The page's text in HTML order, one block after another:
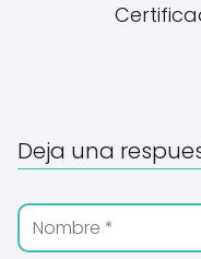
Deja una